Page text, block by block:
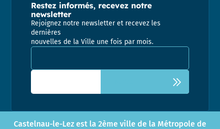
Restez informés, recevez notre
newsletter
Rejoignez notre newsletter et recevez les
dernières
nouvelles de la Ville une fois par mois.
Adresse email pour la newsletter
Castelnau-le-Lez est la 2ème ville de la Métropole de